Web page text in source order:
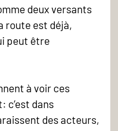
deux versants
route est déjà,
peut être
à voir ces
dans
des acteurs,